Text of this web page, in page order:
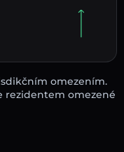
omezením.
rezidentem omezené